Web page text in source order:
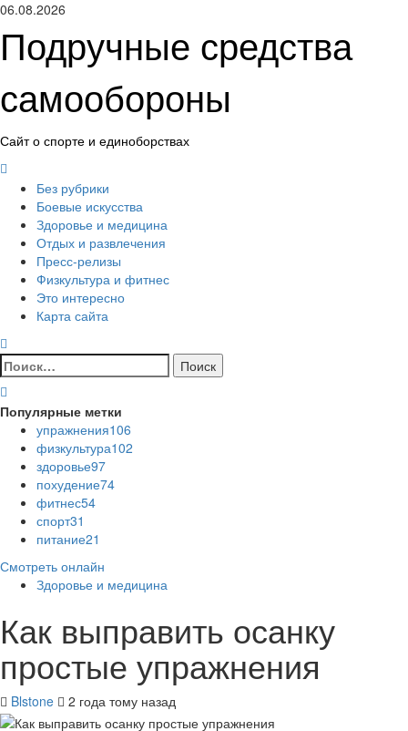
Перейти
содержимому
06.08.2026
Подручные средства
самообороны
Сайт о спорте и единоборствах
менюБез рубрики
Боевые искусства
Здоровье и медицина
Отдых и развлечения
Пресс-релизы
Физкультура и фитнес
Это интересно
Карта сайта
Найти:
Популярные метки
упражнения106
физкультура102
здоровье97
похудение74
фитнес54
спорт31
питание21
Смотреть онлайн
Здоровье и медицина
Как выправить осанку
простые упражнения
Blstone 2 года тому назад